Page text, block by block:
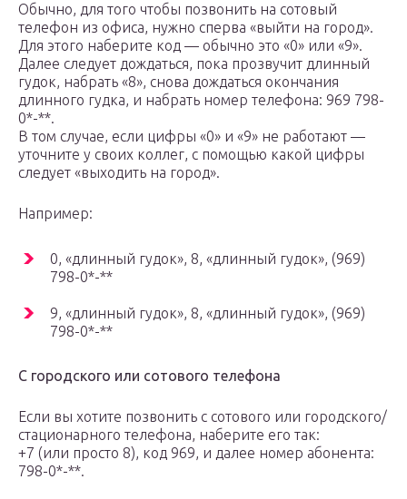
Обычно, для того чтобы позвонить на сотовый
телефон из офиса, нужно сперва «выйти на город».
Для этого наберите код — обычно это «0» или «9».
Далее следует дождаться, пока прозвучит длинный
гудок, набрать «8», снова дождаться окончания
длинного гудка, и набрать номер телефона: 969 798-
0*-**.
В том случае, если цифры «0» и «9» не работают —
уточните у своих коллег, с помощью какой цифры
следует «выходить на город».
Например:
0, «длинный гудок», 8, «длинный гудок», (969)
798-0*-**
9, «длинный гудок», 8, «длинный гудок», (969)
798-0*-**
С городского или сотового телефона
Если вы хотите позвонить с сотового или городского/
стационарного телефона, наберите его так:
+7 (или просто 8), код 969, и далее номер абонента:
798-0*-**.